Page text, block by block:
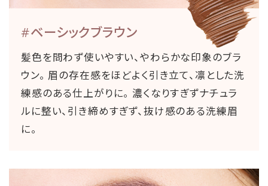
#ベーシックブラウン
髪色を問わず使いやすい、やわらかな印象のブラ
ウン。 眉の存在感をほどよく引き立て、凛とした洗
練感のある仕上がりに。 濃くなりすぎずナチュラ
ルに整い、引き締めすぎず、抜け感のある洗練眉
に。